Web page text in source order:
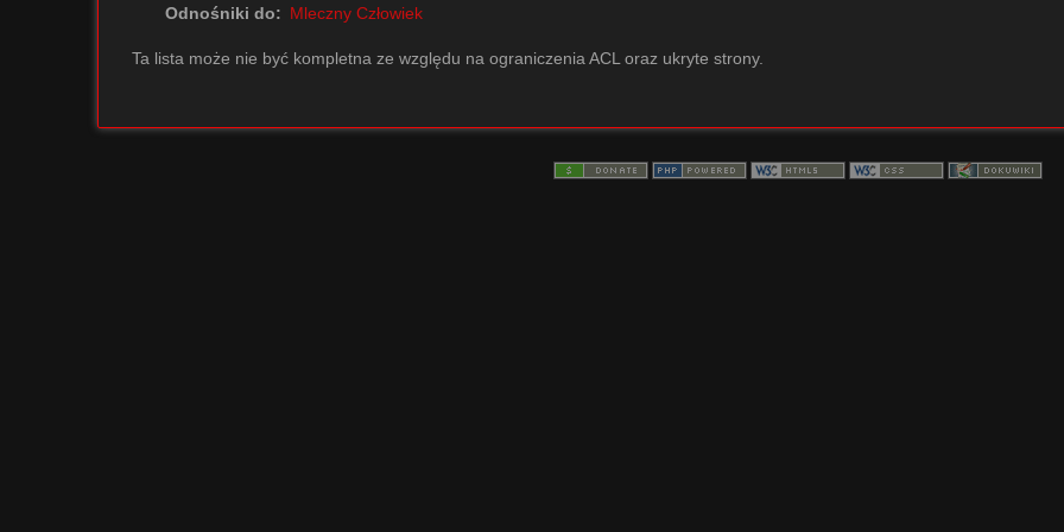
Odnośniki do: Mleczny Człowiek
Ta lista może nie być kompletna ze względu na ograniczenia ACL oraz ukryte strony.